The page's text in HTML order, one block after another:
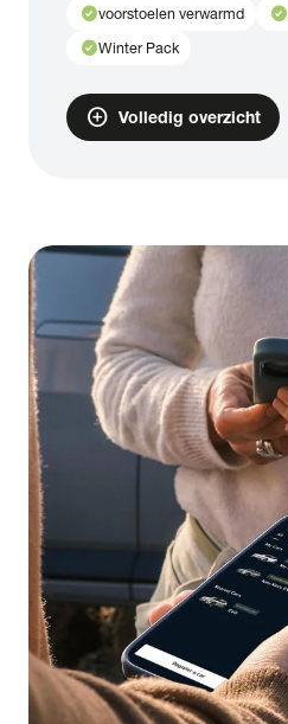
check_circlevoorstoelen verwarmd check_circle
check_circleWinter Pack
add_circle Volledig overzicht